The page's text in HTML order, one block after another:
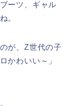
ーツ、ギャル
。
が、Z世代の子
かわいい～」